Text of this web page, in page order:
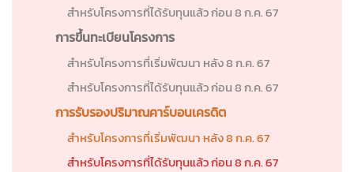
สำหรับโครงการที่ได้รับทุนแล้ว ก่อน 8 ก.ค. 67
การขึ้นทะเบียนโครงการ
สำหรับโครงการที่เริ่มพัฒนา หลัง 8 ก.ค. 67
สำหรับโครงการที่ได้รับทุนแล้ว ก่อน 8 ก.ค. 67
การรับรองปริมาณคาร์บอนเครดิต
สำหรับโครงการที่เริ่มพัฒนา หลัง 8 ก.ค. 67
สำหรับโครงการที่ได้รับทุนแล้ว ก่อน 8 ก.ค. 67